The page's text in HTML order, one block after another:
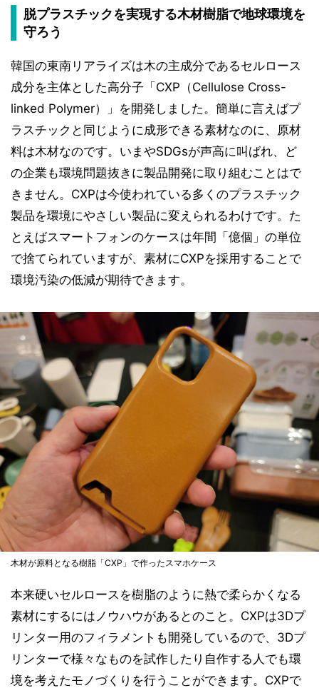
脱プラスチックを実現する木材樹脂で地球環境を
守ろう
韓国の東南リアライズは木の主成分であるセルロース
成分を主体とした高分子「CXP（Cellulose Cross-
linked Polymer）」を開発しました。簡単に言えばプ
ラスチックと同じように成形できる素材なのに、原材
料は木材なのです。いまやSDGsが声高に叫ばれ、ど
の企業も環境問題抜きに製品開発に取り組むことはで
きません。CXPは今使われている多くのプラスチック
製品を環境にやさしい製品に変えられるわけです。た
とえばスマートフォンのケースは年間「億個」の単位
で捨てられていますが、素材にCXPを採用することで
環境汚染の低減が期待できます。
木材が原料となる樹脂「CXP」で作ったスマホケース
本来硬いセルロースを樹脂のように熱で柔らかくなる
素材にするにはノウハウがあるとのこと。CXPは3Dプ
リンター用のフィラメントも開発しているので、3Dプ
リンターで様々なものを試作したり自作する人でも環
境を考えたモノづくりを行うことができます。CXPで